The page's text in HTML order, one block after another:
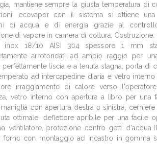
mantiene sempre la giusta temperatura di
ecovapor con il sistema si ottiene
di acqua e di energia grazie al
di vapore in camera di cottura.
inox 18/10 AISI 304 spessore 1 mm
arrotondati ad ampio raggio per
perfettamente liscia e a tenuta stagna, porta di
ad intercapedine d'aria e vetro
irraggiamento di calore verso
vetro interno con apertura a libro per una
maniglia con apertura destra o sinistra,
ottimale, deflettore apribile per una facile
ventilatore, protezione contro getti d'acqua
forno con montaggio ad incastro in gomma